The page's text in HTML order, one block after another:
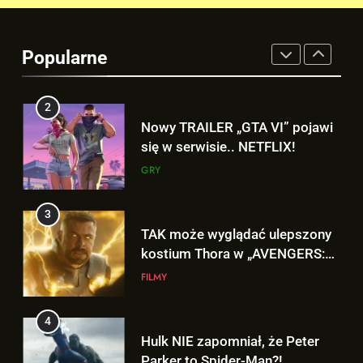
Popularne
się w serwisie.. NETFLIX!
3
TAK może wyglądać ulepszony
kostium Thora w „AVENGERS:
DOOMSDAY”!
FILMY
4
Hulk NIE zapomniał, że Peter
Parker to Spider-Man?!
FILMY
5
D.D. Cretton zdradza, że